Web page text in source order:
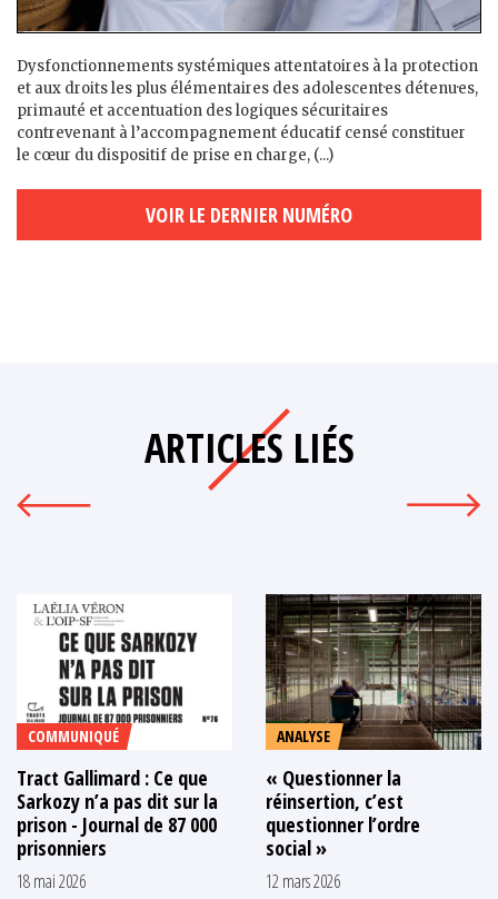
Dysfonctionnements systémiques attentatoires à la protection
et aux droits les plus élémentaires des adolescent·es détenu·es,
primauté et accentuation des logiques sécuritaires
contrevenant à l’accompagnement éducatif censé constituer
le cœur du dispositif de prise en charge, (...)
VOIR LE DERNIER NUMÉRO
ARTICLES LIÉS
COMMUNIQUÉ
Tract Gallimard : Ce que
Sarkozy n’a pas dit sur la
prison - Journal de 87 000
prisonniers
18 mai 2026
ANALYSE
« Questionner la
réinsertion, c’est
questionner l’ordre
social »
12 mars 2026